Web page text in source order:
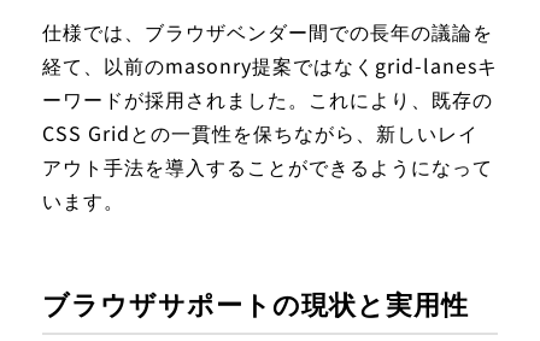
仕様では、ブラウザベンダー間での長年の議論を
経て、以前のmasonry提案ではなくgrid-lanesキ
ーワードが採用されました。これにより、既存の
CSS Gridとの一貫性を保ちながら、新しいレイ
アウト手法を導入することができるようになって
います。
ブラウザサポートの現状と実用性